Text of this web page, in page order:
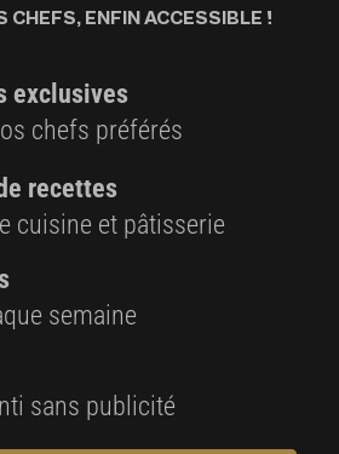
CHEFS, ENFIN ACCESSIBLE !
exclusives
chefs préférés
recettes
cuisine et pâtisserie
semaine
sans publicité